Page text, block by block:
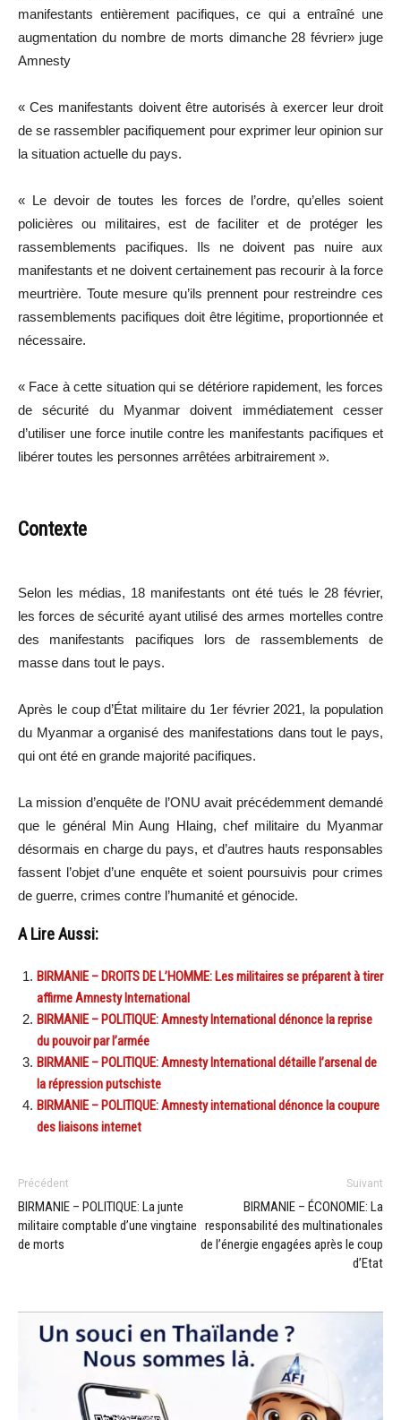
manifestants entièrement pacifiques, ce qui a entraîné une
augmentation du nombre de morts dimanche 28 février» juge
Amnesty
« Ces manifestants doivent être autorisés à exercer leur droit
de se rassembler pacifiquement pour exprimer leur opinion sur
la situation actuelle du pays.
« Le devoir de toutes les forces de l’ordre, qu’elles soient
policières ou militaires, est de faciliter et de protéger les
rassemblements pacifiques. Ils ne doivent pas nuire aux
manifestants et ne doivent certainement pas recourir à la force
meurtrière. Toute mesure qu’ils prennent pour restreindre ces
rassemblements pacifiques doit être légitime, proportionnée et
nécessaire.
« Face à cette situation qui se détériore rapidement, les forces
de sécurité du Myanmar doivent immédiatement cesser
d’utiliser une force inutile contre les manifestants pacifiques et
libérer toutes les personnes arrêtées arbitrairement ».
Contexte
Selon les médias, 18 manifestants ont été tués le 28 février,
les forces de sécurité ayant utilisé des armes mortelles contre
des manifestants pacifiques lors de rassemblements de
masse dans tout le pays.
Après le coup d’État militaire du 1er février 2021, la population
du Myanmar a organisé des manifestations dans tout le pays,
qui ont été en grande majorité pacifiques.
La mission d’enquête de l’ONU avait précédemment demandé
que le général Min Aung Hlaing, chef militaire du Myanmar
désormais en charge du pays, et d’autres hauts responsables
fassent l’objet d’une enquête et soient poursuivis pour crimes
de guerre, crimes contre l’humanité et génocide.
A Lire Aussi:
BIRMANIE – DROITS DE L’HOMME: Les militaires se préparent à tirer
affirme Amnesty International
BIRMANIE – POLITIQUE: Amnesty International dénonce la reprise
du pouvoir par l’armée
BIRMANIE – POLITIQUE: Amnesty International détaille l’arsenal de
la répression putschiste
BIRMANIE – POLITIQUE: Amnesty international dénonce la coupure
des liaisons internet
Précédent
BIRMANIE – POLITIQUE: La junte
militaire comptable d’une vingtaine
de morts
Suivant
BIRMANIE – ÉCONOMIE: La
responsabilité des multinationales
de l’énergie engagées après le coup
d’Etat